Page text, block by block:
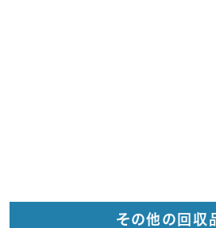
その他の回収